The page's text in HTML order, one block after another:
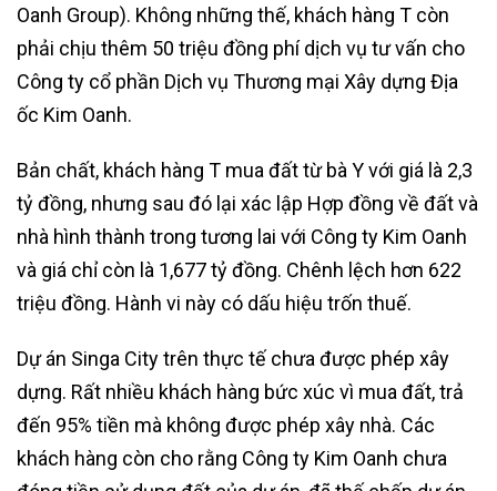
Oanh Group). Không những thế, khách hàng T còn
phải chịu thêm 50 triệu đồng phí dịch vụ tư vấn cho
Công ty cổ phần Dịch vụ Thương mại Xây dựng Địa
ốc Kim Oanh.
Bản chất, khách hàng T mua đất từ bà Y với giá là 2,3
tỷ đồng, nhưng sau đó lại xác lập Hợp đồng về đất và
nhà hình thành trong tương lai với Công ty Kim Oanh
và giá chỉ còn là 1,677 tỷ đồng. Chênh lệch hơn 622
triệu đồng. Hành vi này có dấu hiệu trốn thuế.
Dự án Singa City trên thực tế chưa được phép xây
dựng. Rất nhiều khách hàng bức xúc vì mua đất, trả
đến 95% tiền mà không được phép xây nhà. Các
khách hàng còn cho rằng Công ty Kim Oanh chưa